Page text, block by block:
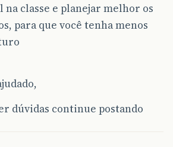
na classe e planejar melhor os
para que você tenha menos
dúvidas continue postando